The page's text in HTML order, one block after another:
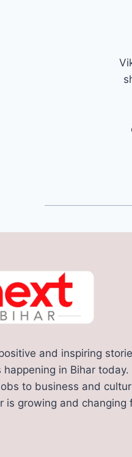
and inspiring
in Bihar today.
to business and
is growing and changing